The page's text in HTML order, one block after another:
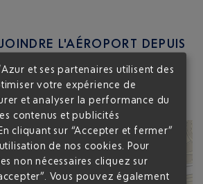
L'AÉROPORT DEPUIS
7min du T2
P8
P8
et ses partenaires utilisent des
votre expérience de
et analyser la performance du
contenus et publicités
cliquant sur “Accepter et fermer”
de nos cookies. Pour
non nécessaires cliquez sur
Vous pouvez également